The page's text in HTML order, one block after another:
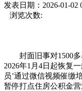
发表日期：2026-01-
浏览次数:
封面旧事对1500多
2026年1月4日起恢复
员’通过微信视频催缴
暂停打点住房公积金